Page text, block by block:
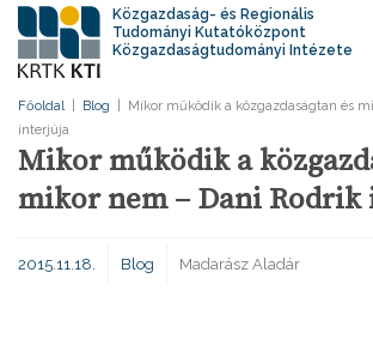
Közgazdaság- és Regionális
Tudományi Kutatóközpont
Közgazdaságtudományi Intézete
Főoldal Blog
Mikor működik a közgazdaságtan és
interjúja
Mikor működik a
mikor nem – Dani
2015.11.18. Blog Madarász Aladár